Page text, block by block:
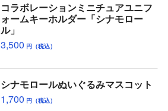
コラボレーションミニチュアユニフ
ォームキーホルダー「シナモロー
ル」
3,500 円（税込）
シナモロールぬいぐるみマスコット
1,700 円（税込）